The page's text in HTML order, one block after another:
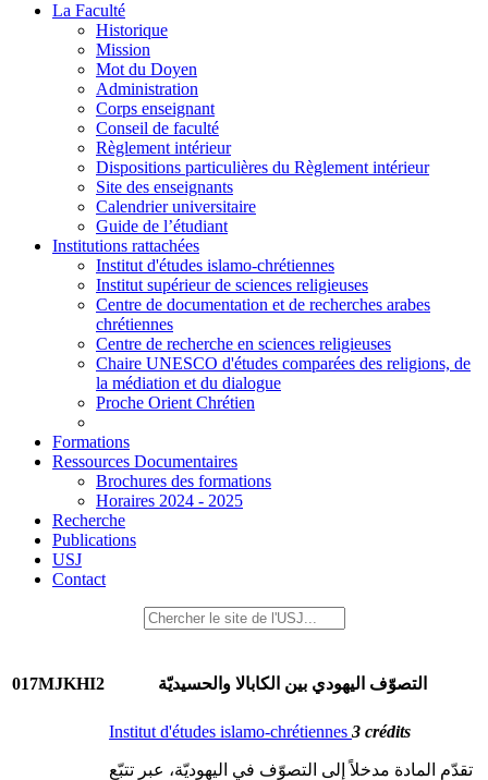
La Faculté
Historique
Mission
Mot du Doyen
Administration
Corps enseignant
Conseil de faculté
Règlement intérieur
Dispositions particulières du Règlement intérieur
Site des enseignants
Calendrier universitaire
Guide de l’étudiant
Institutions rattachées
Institut d'études islamo-chrétiennes
Institut supérieur de sciences religieuses
Centre de documentation et de recherches arabes
chrétiennes
Centre de recherche en sciences religieuses
Chaire UNESCO d'études comparées des religions, de
la médiation et du dialogue
Proche Orient Chrétien
Formations
Ressources Documentaires
Brochures des formations
Horaires 2024 - 2025
Recherche
Publications
USJ
Contact
017MJKHI2 التصوّف اليهودي بين الكابالا والحسيديّة
Institut d'études islamo-chrétiennes 3 crédits
تقدّم المادة مدخلاً إلى التصوّف في اليهوديّة، عبر تتبّع